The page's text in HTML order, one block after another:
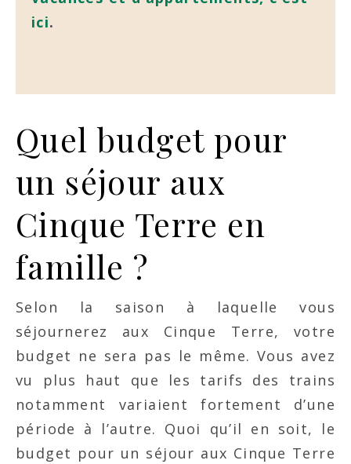
ici.
Quel budget pour
un séjour aux
Cinque Terre en
famille ?
Selon la saison à laquelle vous
séjournerez aux Cinque Terre, votre
budget ne sera pas le même. Vous avez
vu plus haut que les tarifs des trains
notamment variaient fortement d’une
période à l’autre. Quoi qu’il en soit, le
budget pour un séjour aux Cinque Terre